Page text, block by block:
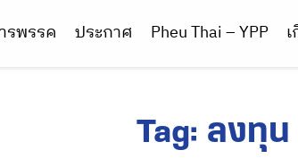
รพรรค ประกาศ Pheu Thai – YPP
Tag: ลงทุน